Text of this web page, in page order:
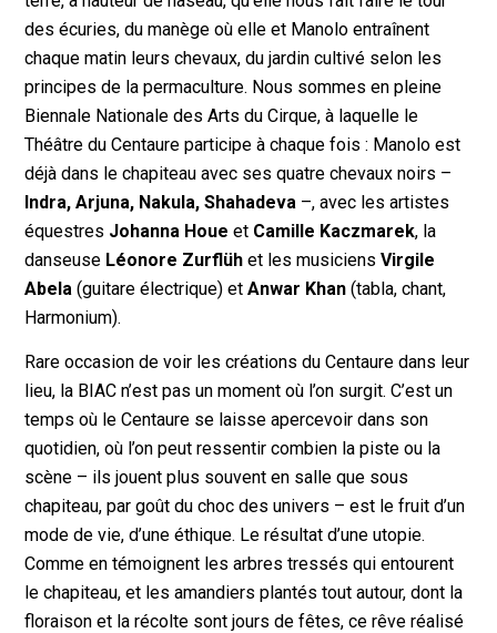
des écuries, du manège où elle et Manolo entraînent
chaque matin leurs chevaux, du jardin cultivé selon les
principes de la permaculture. Nous sommes en pleine
Biennale Nationale des Arts du Cirque, à laquelle le
Théâtre du Centaure participe à chaque fois : Manolo est
déjà dans le chapiteau avec ses quatre chevaux noirs –
Indra, Arjuna, Nakula, Shahadeva –, avec les artistes
équestres Johanna Houe et Camille Kaczmarek, la
danseuse Léonore Zurflüh et les musiciensVirgile
Abela (guitare électrique) etAnwar Khan (tabla, chant,
Harmonium).
Rare occasion de voir les créations du Centaure dans leur
lieu, la BIAC n’est pas un moment où l’on surgit. C’est un
temps où le Centaure se laisse apercevoir dans son
quotidien, où l’on peut ressentir combien la piste ou la
scène – ils jouent plus souvent en salle que sous
chapiteau, par goût du choc des univers – est le fruit d’un
mode de vie, d’une éthique. Le résultat d’une utopie.
Comme en témoignent les arbres tressés qui entourent
le chapiteau, et les amandiers plantés tout autour, dont la
floraison et la récolte sont jours de fêtes, ce rêve réalisé